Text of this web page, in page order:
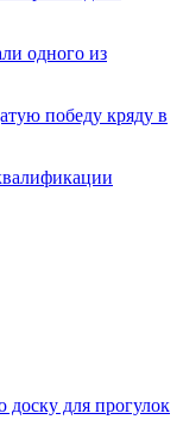
одного из
победу кряду в
для прогулок